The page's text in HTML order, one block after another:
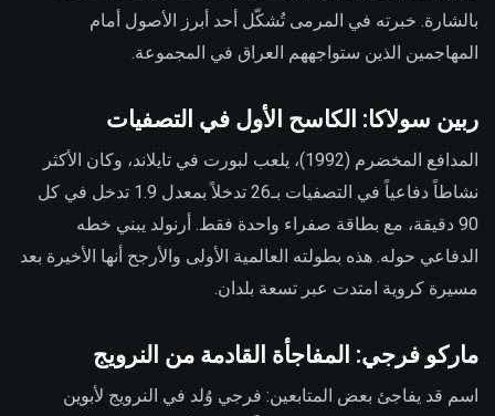
بالشارة. خبرته في المرمى تُشكّل أحد أبرز الأصول أمام
المهاجمين الذين ستواجههم العراق في المجموعة.
ربين سولاكا: الكاسح الأول في التصفيات
المدافع المخضرم (1992)، يلعب لبورت في تايلاند، وكان الأكثر
نشاطاً دفاعياً في التصفيات بـ26 تدخلاً بمعدل 1.9 تدخل في كل
90 دقيقة، مع بطاقة صفراء واحدة فقط. أرنولد يبني خطه
الدفاعي حوله. هذه بطولته العالمية الأولى والأرجح أنها الأخيرة بعد
مسيرة كروية امتدت عبر تسعة بلدان.
ماركو فرجي: المفاجأة القادمة من النرويج
اسم قد يفاجئ بعض المتابعين: فرجي وُلد في النرويج لأبوين